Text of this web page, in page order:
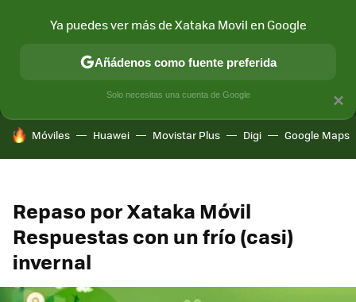
MÓVIL Y SOCIEDAD APLICACIONES
HOY SE HABLA DE
Móviles Huawei Movistar Plus Digi Google Maps
Repaso por Xataka Móvil
Respuestas con un frío (casi)
invernal
×
Ya puedes ver más de Xataka Movil en Google
Añádenos como fuente preferida
Solo necesitas una cuenta de Google